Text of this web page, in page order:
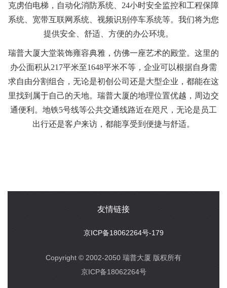
克虏伯电梯，自动化消防系统、24小时安全监控和工程保障
系统、宽带互联网系统、视频识别停车系统等。我们将为您
提供安全、舒适、方便的办公环境。
瑞普大厦大堂装饰雍容典雅，仿佛一座艺术的殿堂。这里的
办公面积从217平米至1648平米不等，企业可以根据自身需
求自由分割组合，无论是初创公司还是大型企业，都能在这
里找到属于自己的天地。瑞普大厦的地理位置优越，周边交
通便利。地铁5号线等公共交通线路近在咫尺，无论是员工
出行还是客户来访，都能享受到便捷与舒适。
友情链接
京ICP备18062264号-179
Copyright © 2002-2050 瑞普大厦 版权所有
京ICP备18062264号